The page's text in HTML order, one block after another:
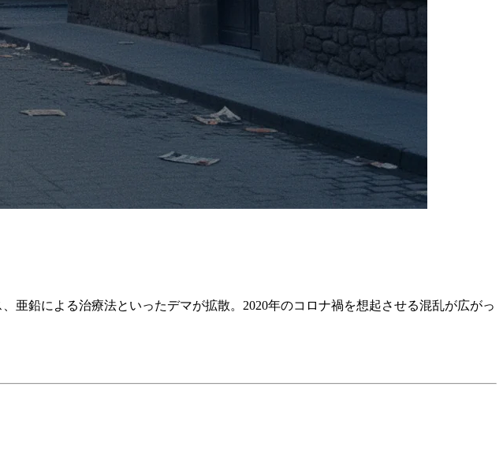
亜鉛による治療法といったデマが拡散。2020年のコロナ禍を想起させる混乱が広がっ